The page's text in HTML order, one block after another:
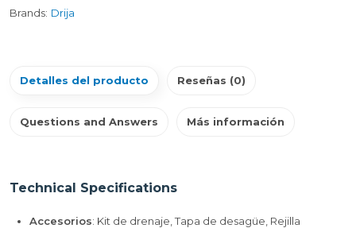
Brands: Drija
Detalles del producto Reseñas (0)
Questions and Answers Más información
Technical Specifications
Accesorios: Kit de drenaje, Tapa de desagüe, Rejilla